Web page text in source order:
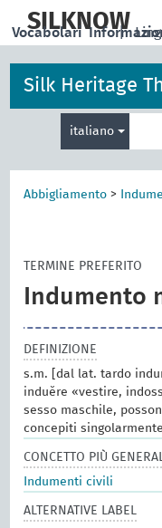
main
SILKNOW
|
Vocabolari
Silk Heritage
italiano
per
la
Abbigliamento >
TERMINE PREFERITO
Indumento
DEFINIZIONE
s.m. [dal lat. tardo
induĕre «vestire,
sesso maschile,
concepiti singolarmente
CONCETTO PIÙ
Indumenti civili
ALTERNATIVE LABEL